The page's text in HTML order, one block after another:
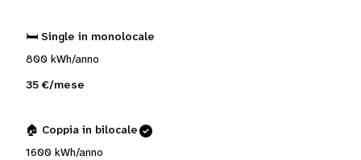
🛏️ Single in monolocale
800 kWh/anno
35 €/mese
🏠 Coppia in bilocale
1600 kWh/anno